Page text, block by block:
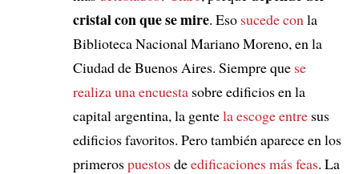
cristal con que se mire. Eso sucede con la
Biblioteca Nacional Mariano Moreno, en la
Ciudad de Buenos Aires. Siempre que se
realiza una encuestasobre edificios en la
capital argentina, la gentela escoge entresus
edificios favoritos. Pero también aparece en los
primerospuestosdeedificaciones más feas. La